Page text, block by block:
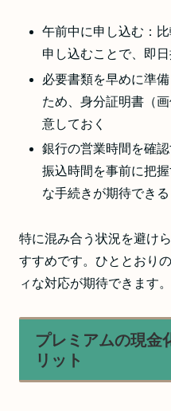
午前中に申し込む：
申し込むことで、即
必要書類を早めに準
ため、身分証明書（
意しておく
銀行の営業時間を確
振込時間を事前に把
な手続きが期待できる
特に混み合う状況を避け
すすめです。ひととおり
ィな対応が期待できます。
プレミアムの現金
リット